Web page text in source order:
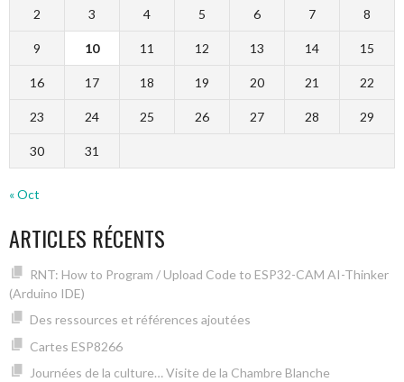
2 3 4 5 6 7 8
9 10 11 12 13 14 15
16 17 18 19 20 21 22
23 24 25 26 27 28 29
30 31
« Oct
ARTICLES RÉCENTS
RNT: How to Program / Upload Code to ESP32-CAM AI-Thinker
(Arduino IDE)
Des ressources et références ajoutées
Cartes ESP8266
Journées de la culture… Visite de la Chambre Blanche